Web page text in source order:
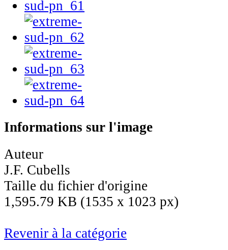
Informations sur l'image
Auteur
J.F. Cubells
Taille du fichier d'origine
1,595.79 KB (1535 x 1023 px)
Revenir à la catégorie